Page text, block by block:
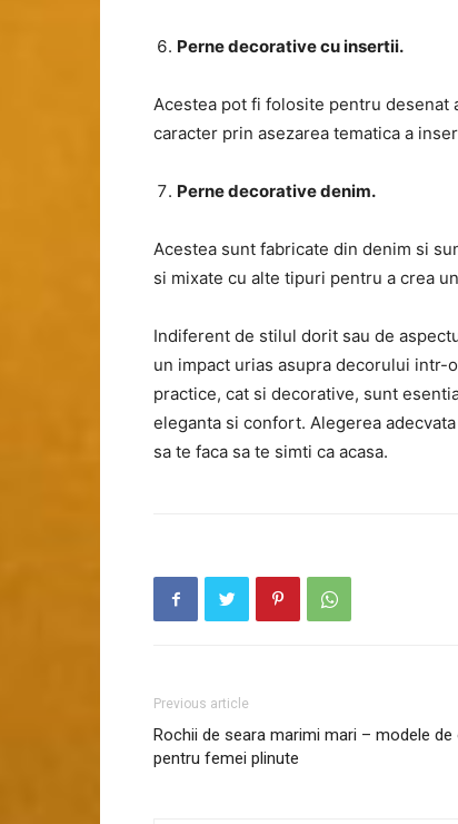
Perne decorative cu insertii.
Acestea pot fi folosite pentru desenat
caracter prin asezarea tematica a
Perne decorative denim.
Acestea sunt fabricate din denim si
si mixate cu alte tipuri pentru a crea
Indiferent de stilul dorit sau de
un impact urias asupra decorului intr-
practice, cat si decorative, sunt
eleganta si confort. Alegerea
sa te faca sa te simti ca acasa.
Previous article
Rochii de seara marimi mari – modele de
pentru femei plinute